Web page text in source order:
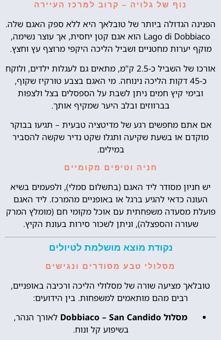
נוף של גלויה – קרוב למרכז העיירה
הפנינה הגדולה ביותר של טובלאך היא ללא ספק האגם שלה.
Lago di Dobbiaco הוא אגם קטן יחסית, אך עוצר נשימה,
מוקף יערות מחטניים ושביל הליכה היקפי מרוצף עץ וחצץ.
אורכו של השביל כ-2.5 ק"מ, מתאים גם לעגלות ילדים, ולוקח
כ-45 דקות הליכה נינוחה. מי האגם בצבע טורקיז שקוף,
ובימי קיץ חמים ניתן לשבת על הספסלים בצל ולצפות
בברווזים ובלב היער שמקיף אותך.
אם אתם מחפשים רגע של מדיטציה טבעית – תגיעו בבוקר
מוקדם או בשעת שקיעה ותגלו שקט נדיר שקשה להסביר
במילים.
חניה וטיפים מקומיים
יש חניון מסודר ליד האגם (בתשלום סמלי), ולפעמים בשיא
העונה כדאי להגיע ברגל או באופניים מהמרכז. ליד האגם
פועלת מסעדה משפחתית עם אוכל מקומי חם (מומלץ המרק
שעורה והספצלה), וניתן לשכור סירות בעונת הקיץ.
נקודת מוצא מושלמת לטיולים
מסלולי טבע מסודרים ונגישים
טובלאך מציעה שורה של מסלולי הליכה ורכיבה באופניים,
רבים מהם מותאמים למשפחות. בין הידועים:
מסלול Dobbiaco – San Candido
לאורך הנהר,
בשיפוע קל ונוח.